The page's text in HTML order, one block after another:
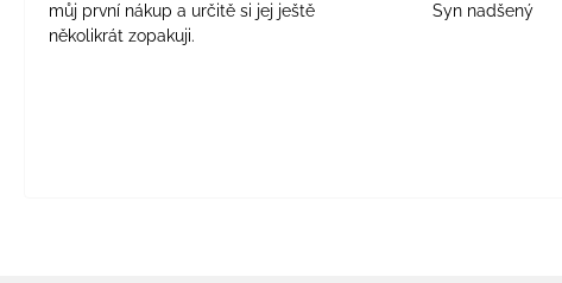
můj první nákup a určitě si jej ještě
několikrát zopakuji.
Syn nadšený